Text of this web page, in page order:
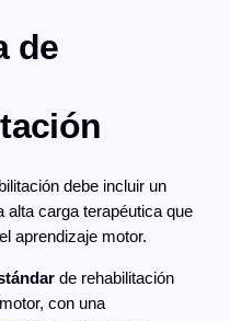
de
debe incluir un
alta carga terapéutica que
aprendizaje motor.
de rehabilitación
con una